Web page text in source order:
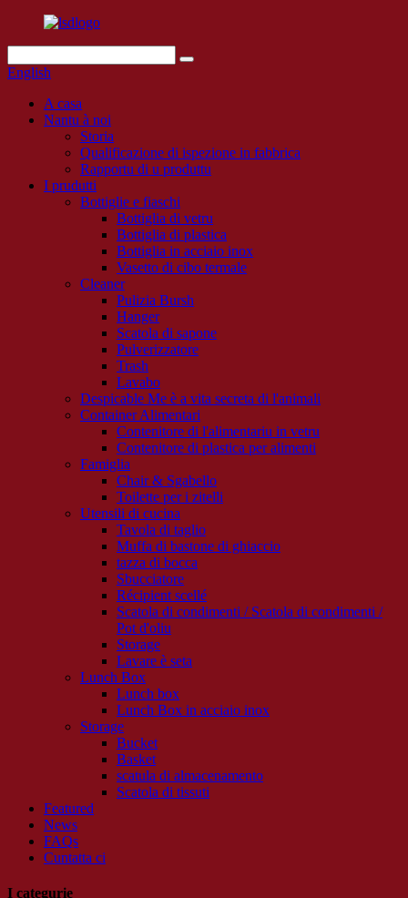
English
A casa
Nantu à noi
Storia
Qualificazione di ispezione in fabbrica
Rapportu di u produttu
I prudutti
Bottiglie e fiaschi
Bottiglia di vetru
Bottiglia di plastica
Bottiglia in acciaio inox
Vasetto di cibo termale
Cleaner
Pulizia Bursh
Hanger
Scatola di sapone
Pulverizzatore
Trash
Lavabo
Despicable Me è a vita secreta di l'animali
Container Alimentari
Contenitore di l'alimentariu in vetru
Contenitore di plastica per alimenti
Famiglia
Chair & Sgabello
Toilette per i zitelli
Utensili di cucina
Tavola di taglio
Muffa di bastone di ghiaccio
tazza di bocca
Sbucciatore
Récipient scellé
Scatola di condimenti / Scatola di condimenti /
Pot d'oliu
Storage
Lavare è seta
Lunch Box
Lunch box
Lunch Box in acciaio inox
Storage
Bucket
Basket
scatula di almacenamento
Scatola di tissuti
Featured
News
FAQs
Cuntatta ci
I categurie